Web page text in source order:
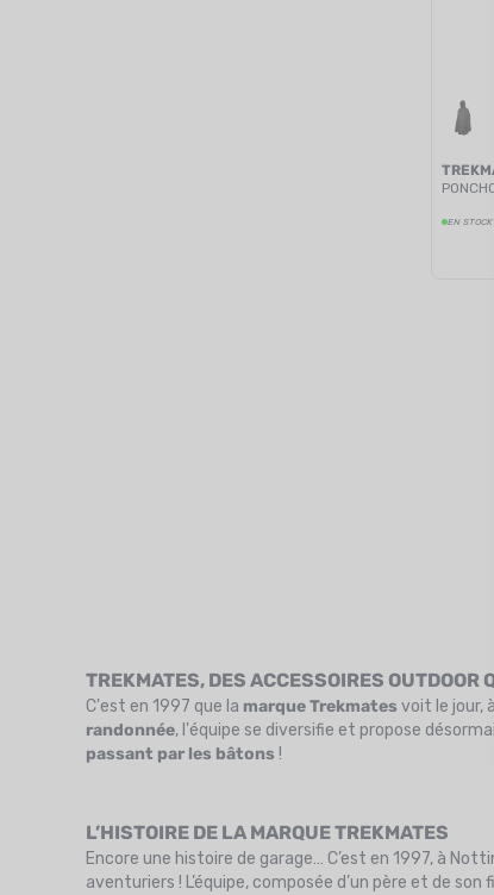
EN
TREKMATES, DES ACCESSOIRES OUTDOOR
C'est en 1997 que la marque Trekmates voit le jour,
randonnée, l'équipe se diversifie et propose
passant par les bâtons !
L’HISTOIRE DE LA MARQUE TREKMATES
Encore une histoire de garage… C’est en 1997, à
aventuriers ! L’équipe, composée d’un père et de